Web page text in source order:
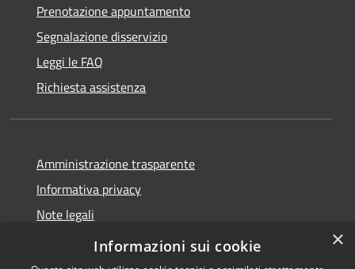
Prenotazione appuntamento
Segnalazione disservizio
Leggi le FAQ
Richiesta assistenza
Amministrazione trasparente
Informativa privacy
Note legali
Dichiarazione di accessibilità
×
Informazioni sui cookie